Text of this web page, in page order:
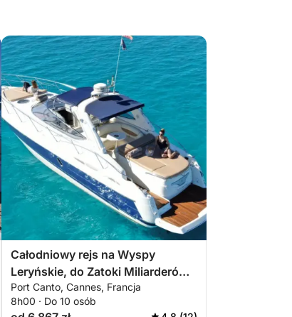
Całodniowy rejs na Wyspy
Leryńskie, do Zatoki Miliarderów i
Zamku Żelaznej Maski
Port Canto, Cannes, Francja
8h00 · Do 10 osób